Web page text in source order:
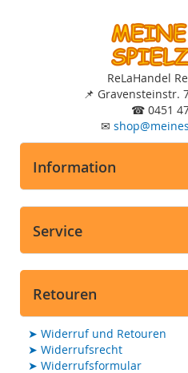
ReLaHandel
📌 Gravensteinstr.
☎ 0451
✉ shop@
Information
Service
Retouren
➤ Widerruf und Retouren
➤ Widerrufsrecht
➤ Widerrufsformular